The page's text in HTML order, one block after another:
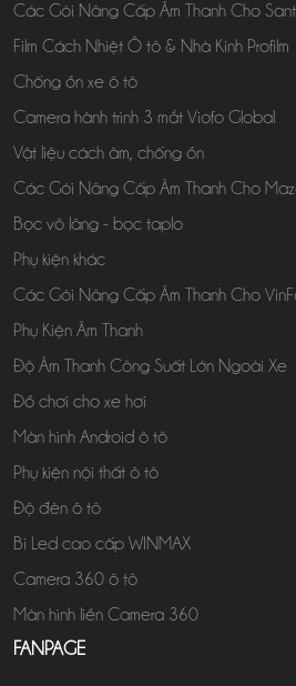
Các Gói Nâng Cấp Âm Thanh Cho
Film Cách Nhiệt Ô tô & Nhà Kính Profilm
Chống ồn xe ô tô
Camera hành trình 3 mắt Viofo Global
Vật liệu cách âm, chống ồn
Các Gói Nâng Cấp Âm Thanh Cho
Bọc vô lăng - bọc taplo
Phụ kiện khác
Các Gói Nâng Cấp Âm Thanh Cho
Phụ Kiện Âm Thanh
Độ Âm Thanh Công Suất Lớn Ngoài Xe
Đồ chơi cho xe hơi
Màn hình Android ô tô
Phụ kiện nội thất ô tô
Độ đèn ô tô
Bi Led cao cấp WINMAX
Camera 360 ô tô
Màn hình liền Camera 360
FANPAGE